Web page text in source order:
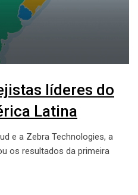
líderes do
Latina
e a Zebra Technologies, a
os resultados da primeira